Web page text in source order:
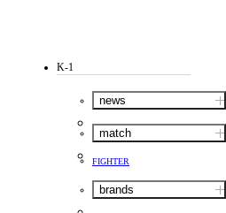
K-1
news
match
FIGHTER
brands